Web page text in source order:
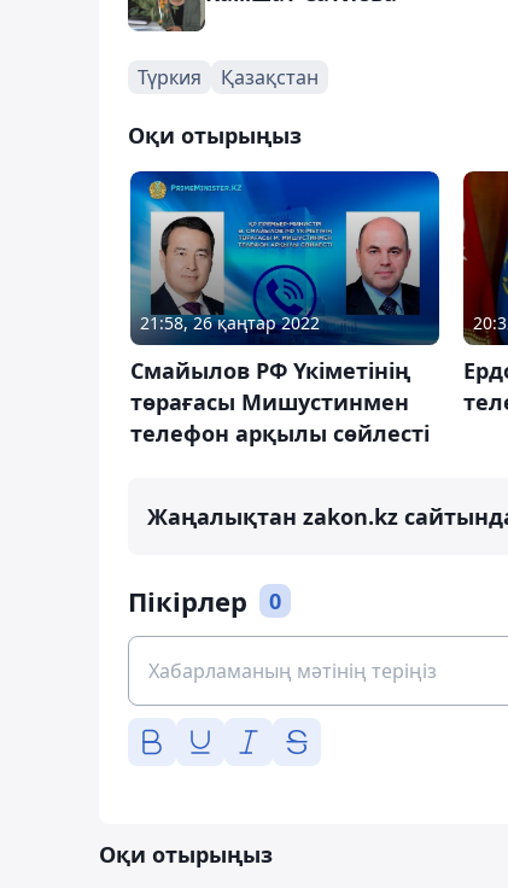
Түркия Қазақстан
Оқи отырыңыз
21:58, 26 қаңтар 2022
Смайылов РФ Үкіметінің
төрағасы Мишустинмен
телефон арқылы сөйлесті
Жаңалықтан zakon.kz
Пікірлер 0
Оқи отырыңыз